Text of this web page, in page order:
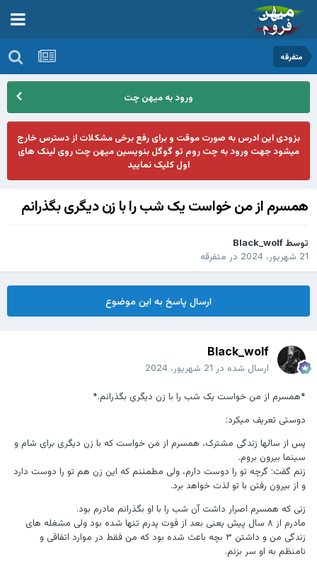
متفرقه
ورود به میهن چت
بزودی این ادرس به صورت موقت و برای رفع برخی مشکلات از دسترس خارج
میشود جهت ورود به چت روم تو گوگل بنویسین میهن چت روی لینک های
اول کلیک نمایید
همسرم از من خواست یک شب را با زن دیگری بگذرانم
توسط Black_wolf
21 شهریور، 2024
در متفرقه
ارسال پاسخ به این موضوع
Black_wolf
ارسال شده در 21 شهریور، 2024
*همسرم از من خواست یک شب را با زن دیگری بگذرانم.*
دوستی تعریف میکرد:
پس از سالها زندگی مشترک، همسرم از من خواست که با زن دیگری برای شام و
سینما بیرون بروم.
زنم گفت: گرچه تو را دوست دارم، ولی مطمئنم که این زن هم تو را دوست دارد
و از بیرون رفتن با تو لذت خواهد برد.
زنی که همسرم اصرار داشت آن شب را با او بگذرانم مادرم بود.
مادرم از ۸ سال پیش یعنی بعد از فوت پدرم تنها شده بود ولی مشغله های
زندگی من و داشتن ۳ بچه باعث شده بود که من فقط در موارد اتفاقی و
نامنظم به او سر بزنم.